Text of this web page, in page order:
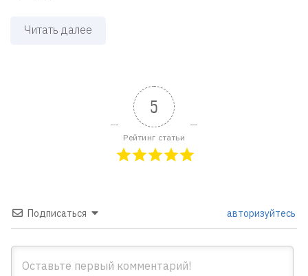
Читать далее
5
Рейтинг статьи
Подписаться авторизуйтесь